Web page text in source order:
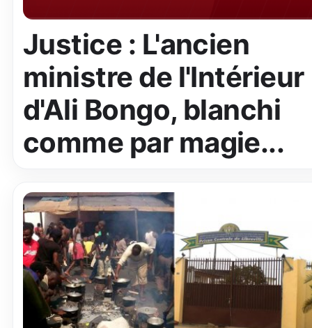
Justice : L'ancien
ministre de l'Intérieur
d'Ali Bongo, blanchi
comme par magie...